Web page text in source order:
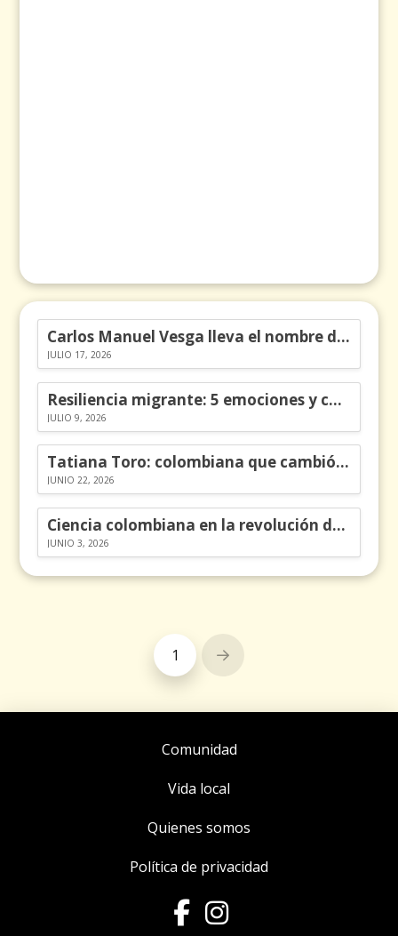
Carlos Manuel Vesga lleva el nombre de Colombia a los Emmy
JULIO 17, 2026
Resiliencia migrante: 5 emociones y cómo gestionarlas
JULIO 9, 2026
Tatiana Toro: colombiana que cambió la historia de las matemáticas
JUNIO 22, 2026
Ciencia colombiana en la revolución de los órganos en chips
JUNIO 3, 2026
1 Next
Comunidad
Vida local
Quienes somos
Política de privacidad